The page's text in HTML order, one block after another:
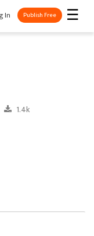
☰
In Publish Free
1.4k